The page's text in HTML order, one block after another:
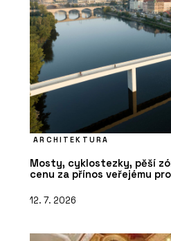
ARCHITEKTURA
Mosty, cyklostezky, pěší
cenu za přínos veřejému
12. 7. 2026